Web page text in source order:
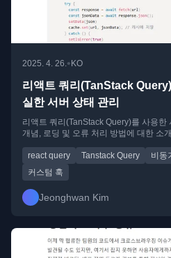
2025. 4. 26. •KO
리액트 쿼리(TanStack
실한 서버 상태 관리
리액트 쿼리(TanStack Query)를 사용한
개념, 로딩 및 오류 처리 방법에 대한 소개
react query Tanstack Query 비동
커스텀 훅
Jeonghwan Kim